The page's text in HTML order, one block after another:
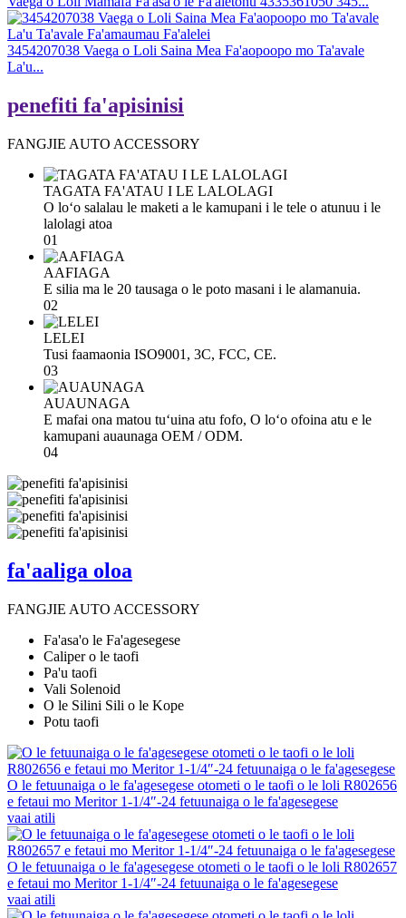
3454207038 Vaega o Loli Saina Mea Fa'aopoopo mo Ta'avale
La'u...
penefiti fa'apisinisi
FANGJIE AUTO ACCESSORY
TAGATA FA'ATAU I LE LALOLAGI
O loʻo salalau le maketi a le kamupani i le tele o atunuu i le
lalolagi atoa
01
AAFIAGA
E silia ma le 20 tausaga o le poto masani i le alamanuia.
02
LELEI
Tusi faamaonia ISO9001, 3C, FCC, CE.
03
AUAUNAGA
E mafai ona matou tuʻuina atu fofo, O loʻo ofoina atu e le
kamupani auaunaga OEM / ODM.
04
fa'aaliga oloa
FANGJIE AUTO ACCESSORY
Fa'asa'o le Fa'agesegese
Caliper o le taofi
Pa'u taofi
Vali Solenoid
O le Silini Sili o le Kope
Potu taofi
O le fetuunaiga o le fa'agesegese otometi o le taofi o le loli R802656
e fetaui mo Meritor 1-1/4″-24 fetuunaiga o le fa'agesegese
vaai atili
O le fetuunaiga o le fa'agesegese otometi o le taofi o le loli R802657
e fetaui mo Meritor 1-1/4″-24 fetuunaiga o le fa'agesegese
vaai atili